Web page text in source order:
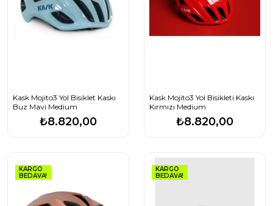
Kask Mojito3 Yol Bisiklet Kaskı
Buz Mavi Medium
₺8.820,00
Kask Mojito3 Yol Bisikleti Kaskı
Kırmızı Medium
₺8.820,00
KARGO
BEDAVA!
KARGO
BEDAVA!